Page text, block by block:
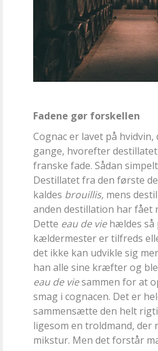
Fadene gør forskellen
Cognac er lavet på
gange, hvorefter
franske fade. Sådan
Destillatet fra den første
kaldes brouillis, mens
anden destillation har fået
Dette eau de viehældes så
kældermester er tilfreds
det ikke kan udvikle sig
han alle sine kræfter og
eau de viesammen for at
smag i cognacen. Det er
sammensætte den helt
ligesom en troldmand, der
mikstur. Men det forstår